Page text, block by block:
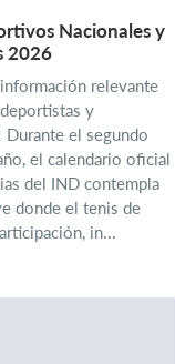
Nacionales y
2026
relevante
y
Durante el segundo
el calendario oficial
del IND contempla
donde el tenis de
in...